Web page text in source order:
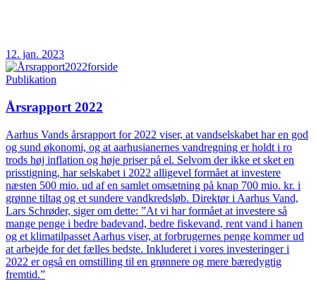
12. jan. 2023
Publikation
Årsrapport 2022
Aarhus Vands årsrapport for 2022 viser, at vandselskabet har en god
og sund økonomi, og at aarhusianernes vandregning er holdt i ro
trods høj inflation og høje priser på el. Selvom der ikke et sket en
prisstigning, har selskabet i 2022 alligevel formået at investere
næsten 500 mio. ud af en samlet omsætning på knap 700 mio. kr. i
grønne tiltag og et sundere vandkredsløb. Direktør i Aarhus Vand,
Lars Schrøder, siger om dette: ”At vi har formået at investere så
mange penge i bedre badevand, bedre fiskevand, rent vand i hanen
og et klimatilpasset Aarhus viser, at forbrugernes penge kommer ud
at arbejde for det fælles bedste. Inkluderet i vores investeringer i
2022 er også en omstilling til en grønnere og mere bæredygtig
fremtid.”